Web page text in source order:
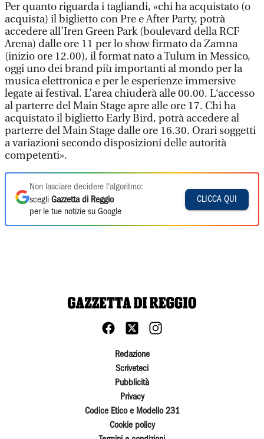
Per quanto riguarda i tagliandi, «chi ha acquistato (o
acquista) il biglietto con Pre e After Party, potrà
accedere all’Iren Green Park (boulevard della RCF
Arena) dalle ore 11 per lo show firmato da Zamna
(inizio ore 12.00), il format nato a Tulum in Messico,
oggi uno dei brand più importanti al mondo per la
musica elettronica e per le esperienze immersive
legate ai festival. L’area chiuderà alle 00.00. L‘accesso
al parterre del Main Stage apre alle ore 17. Chi ha
acquistato il biglietto Early Bird, potrà accedere al
parterre del Main Stage dalle ore 16.30. Orari soggetti
a variazioni secondo disposizioni delle autorità
competenti».
Non lasciare decidere l'algoritmo:
scegli Gazzetta di Reggio
per le tue notizie su Google
CLICCA QUI
Redazione
Scriveteci
Pubblicità
Privacy
Codice Etico e Modello 231
Cookie policy